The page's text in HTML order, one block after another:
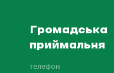
Громадська
приймальня
телефон